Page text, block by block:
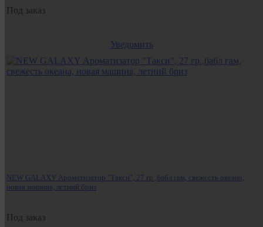
Под заказ
Уведомить
NEW GALAXY Ароматизатор "Такси", 27 гр.,бабл гам, свежесть океана,
новая машина, летний бриз
Под заказ